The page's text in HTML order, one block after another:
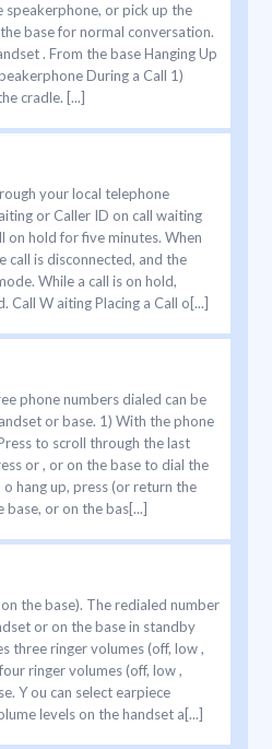
speakerphone, or pick up the
base for normal conversation.
. From the base Hanging Up
During a Call 1)
cradle. [...]
your local telephone
or Caller ID on call waiting
on hold for five minutes. When
call is disconnected, and the
While a call is on hold,
Call W aiting Placing a Call o[...]
phone numbers dialed can be
or base. 1) With the phone
to scroll through the last
or , or on the base to dial the
hang up, press (or return the
or on the bas[...]
the base). The redialed number
or on the base in standby
three ringer volumes (off, low ,
ringer volumes (off, low ,
Y ou can select earpiece
levels on the handset a[...]